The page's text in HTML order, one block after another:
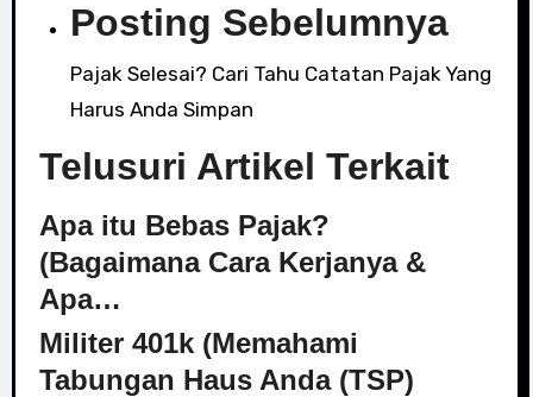
Posting Sebelumnya
Pajak Selesai? Cari Tahu Catatan Pajak Yang
Harus Anda Simpan
Telusuri Artikel Terkait
Apa itu Bebas Pajak?
(Bagaimana Cara Kerjanya &
Apa…
Militer 401k (Memahami
Tabungan Haus Anda (TSP)